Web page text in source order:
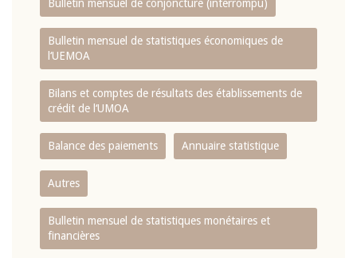
Bulletin mensuel de conjoncture (interrompu)
Bulletin mensuel de statistiques économiques de
l‘UEMOA
Bilans et comptes de résultats des établissements de
crédit de l‘UMOA
Balance des paiements Annuaire statistique
Autres
Bulletin mensuel de statistiques monétaires et
financières